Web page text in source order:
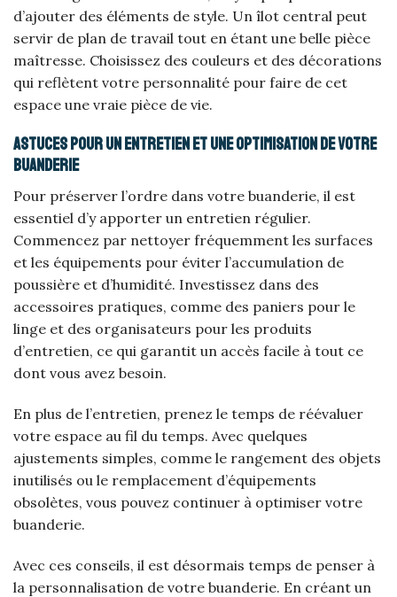
d’ajouter des éléments de style. Un îlot central peut
servir de plan de travail tout en étant une belle pièce
maîtresse. Choisissez des couleurs et des décorations
qui reflètent votre personnalité pour faire de cet
espace une vraie pièce de vie.
Astuces pour un entretien et une optimisation de votre
buanderie
Pour préserver l’ordre dans votre buanderie, il est
essentiel d’y apporter un entretien régulier.
Commencez par nettoyer fréquemment les surfaces
et les équipements pour éviter l’accumulation de
poussière et d’humidité. Investissez dans des
accessoires pratiques, comme des paniers pour le
linge et des organisateurs pour les produits
d’entretien, ce qui garantit un accès facile à tout ce
dont vous avez besoin.
En plus de l’entretien, prenez le temps de réévaluer
votre espace au fil du temps. Avec quelques
ajustements simples, comme le rangement des objets
inutilisés ou le remplacement d’équipements
obsolètes, vous pouvez continuer à optimiser votre
buanderie.
Avec ces conseils, il est désormais temps de penser à
la personnalisation de votre buanderie. En créant un